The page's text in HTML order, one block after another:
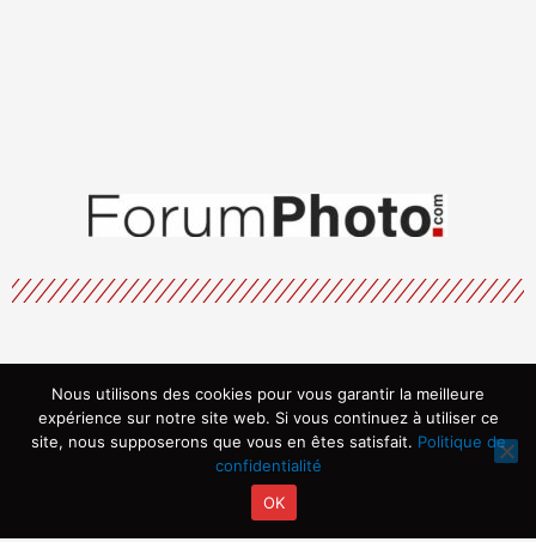
Copyright © 2026 | Propulsé par ARVIA
Nous utilisons des cookies pour vous garantir la meilleure
expérience sur notre site web. Si vous continuez à utiliser ce
site, nous supposerons que vous en êtes satisfait. Politique de
confidentialité
OK